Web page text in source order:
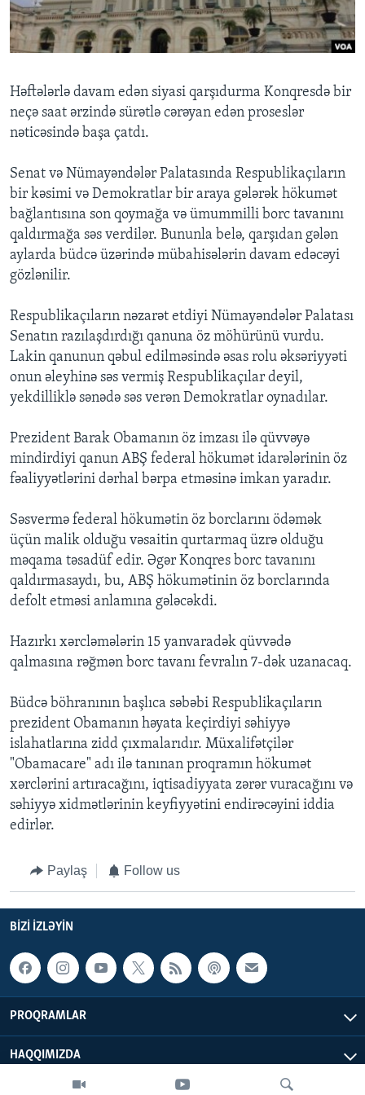
BIZI IZLƏYIN
Dillər
Həftələrlə davam edən siyasi qarşıdurma Konqresdə bir
neçə saat ərzində sürətlə cərəyan edən proseslər
nəticəsində başa çatdı.
Senat və Nümayəndələr Palatasında Respublikaçıların
bir kəsimi və Demokratlar bir araya gələrək hökumət
bağlantısına son qoymağa və ümummilli borc tavanını
qaldırmağa səs verdilər. Bununla belə, qarşıdan gələn
aylarda büdcə üzərində mübahisələrin davam edəcəyi
gözlənilir.
Respublikaçıların nəzarət etdiyi Nümayəndələr Palatası
Senatın razılaşdırdığı qanuna öz möhürünü vurdu.
Lakin qanunun qəbul edilməsində əsas rolu əksəriyyəti
onun əleyhinə səs vermiş Respublikaçılar deyil,
yekdilliklə sənədə səs verən Demokratlar oynadılar.
Prezident Barak Obamanın öz imzası ilə qüvvəyə
mindirdiyi qanun ABŞ federal hökumət idarələrinin öz
fəaliyyətlərini dərhal bərpa etməsinə imkan yaradır.
Səsvermə federal hökumətin öz borclarını ödəmək
üçün malik olduğu vəsaitin qurtarmaq üzrə olduğu
məqama təsadüf edir. Əgər Konqres borc tavanını
qaldırmasaydı, bu, ABŞ hökumətinin öz borclarında
defolt etməsi anlamına gələcəkdi.
Hazırkı xərcləmələrin 15 yanvaradək qüvvədə
qalmasına rəğmən borc tavanı fevralın 7-dək uzanacaq.
Büdcə böhranının başlıca səbəbi Respublikaçıların
prezident Obamanın həyata keçirdiyi səhiyyə
islahatlarına zidd çıxmalarıdır. Müxalifətçilər
"Obamacare" adı ilə tanınan proqramın hökumət
xərclərini artıracağını, iqtisadiyyata zərər vuracağını və
səhiyyə xidmətlərinin keyfiyyətini endirəcəyini iddia
edirlər.
Paylaş Follow us
BIZI IZLƏYIN
PROQRAMLAR
HAQQIMIZDA